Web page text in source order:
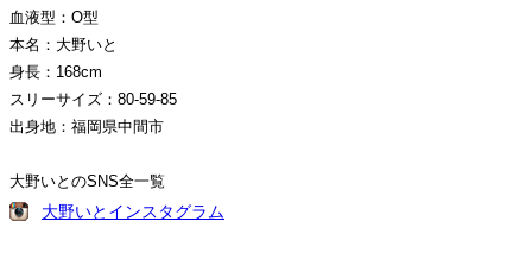
血液型：O型
本名：大野いと
身長：168cm
スリーサイズ：80-59-85
出身地：福岡県中間市
大野いとのSNS全一覧
大野いとインスタグラム